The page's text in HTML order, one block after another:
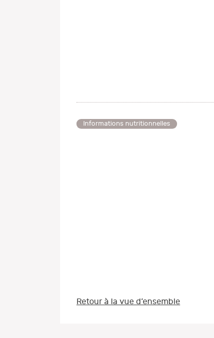
Informations nutritionnelles
Retour à la vue d’ensemble